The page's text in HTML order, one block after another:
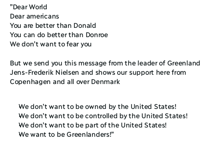
”Dear World
Dear americans
You are better than Donald
You can do better than Donroe
We don’t want to fear you
But we send you this message from the leader of Greenland
Jens-Frederik Nielsen and shows our support here from
Copenhagen and all over Denmark
We don’t want to be owned by the United States!
We don’t want to be controlled by the United States!
We don’t want to be part of the United States!
We want to be Greenlanders!”